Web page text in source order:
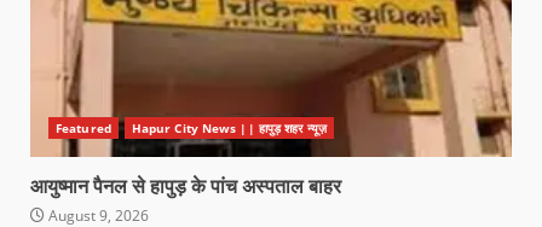
Featured Hapur City News || हापुड़ शहर न्यूज़
आयुष्मान पैनल से हापुड़ के पांच अस्पताल बाहर
August 9, 2026